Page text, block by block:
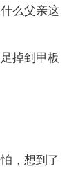
么父亲这
掉到甲板
，想到了